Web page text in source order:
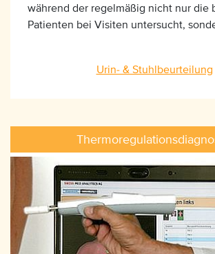
während der regelmäßig nicht nur die
Patienten bei Visiten untersucht,
Urin- & Stuhlbeurteilung